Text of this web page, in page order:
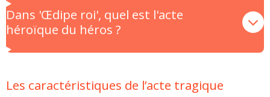
Dans 'Œdipe roi', quel est l'acte
héroïque du héros ?
Les caractéristiques de l’acte tragique